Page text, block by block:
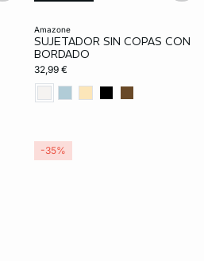
amazone
SUJETADOR SIN COPAS CON
BORDADO
32,99 €
-35%